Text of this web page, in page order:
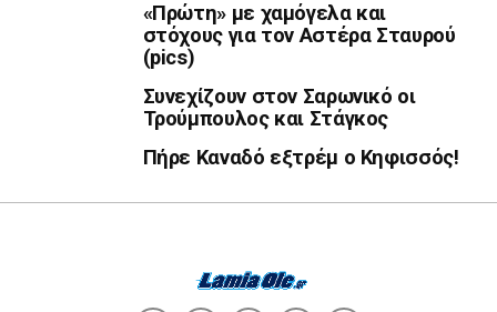
«Πρώτη» με χαμόγελα και
στόχους για τον Αστέρα Σταυρού
(pics)
Συνεχίζουν στον Σαρωνικό οι
Τρούμπουλος και Στάγκος
Πήρε Καναδό εξτρέμ ο Κηφισσός!